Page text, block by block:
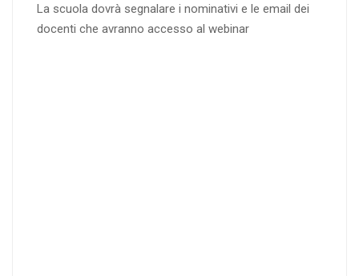
La scuola dovrà segnalare i nominativi e le email dei
docenti che avranno accesso al webinar